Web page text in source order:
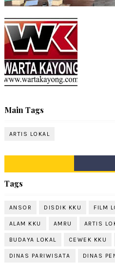
Main Tags
ARTIS LOKAL
Tags
ANSOR DISDIK KKU FILM
ALAM KKU AMRU ARTIS
BUDAYA LOKAL CEWEK KKU
DINAS PARIWISATA DINAS